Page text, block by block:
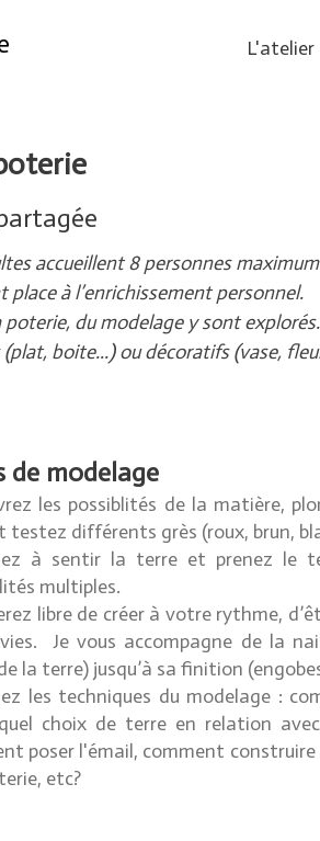
L'atelier
accueillent 8 personnes
à l’enrichissement personnel.
du modelage y sont explorés.
boite...) ou décoratifs (vase,
de modelage
les possiblités de la matière,
testez différents grès (roux, brun,
à sentir la terre et prenez le
multiples.
libre de créer à votre rythme,
Je vous accompagne de la
la terre) jusqu’à sa finition
les techniques du modelage :
choix de terre en relation
poser l'émail, comment
etc?